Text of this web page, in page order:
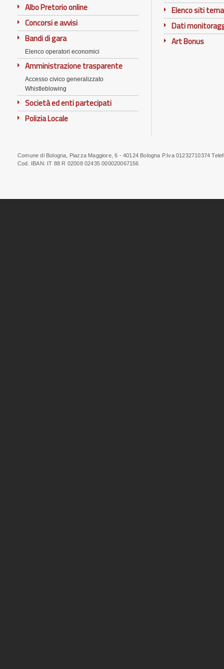
Albo Pretorio online
Concorsi e avvisi
Bandi di gara
Elenco operatori economici
Amministrazione trasparente
Accesso civico generalizzato
Whistleblowing
Società ed enti partecipati
Polizia Locale
Elenco siti
Dati
Art Bonus
Note
Comune di Bologna, Piazza Maggiore, 6 - 40124 Bologna P.Iva 01232710374
Cod. IBAN: IT 88 R 02008 02435 000020067156